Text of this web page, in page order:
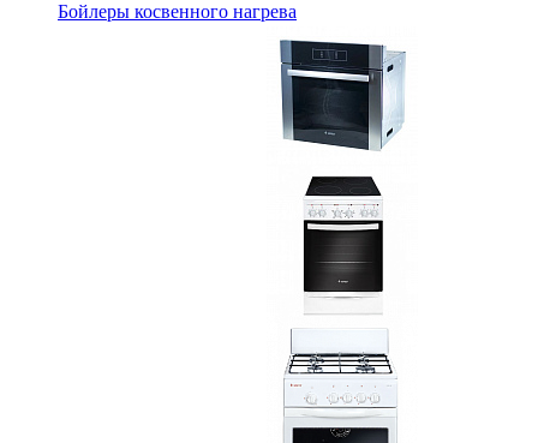
Бойлеры косвенного нагрева